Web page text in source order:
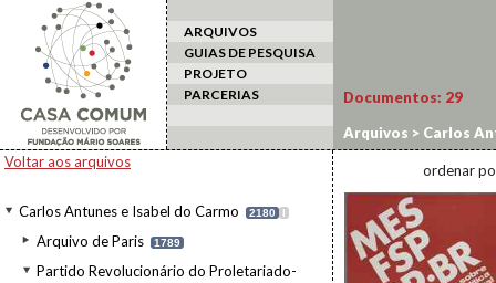
ARQUIVOS
GUIAS DE PESQUISA
PROJETO
PARCERIAS
Voltar aos arquivos
Carlos Antunes e Isabel do Carmo 2180 I
Arquivo de Paris 1789
Partido Revolucionário do Proletariado-
Documentos: 29
Arquivos > Carlos
Revolucionárias>
ordenar